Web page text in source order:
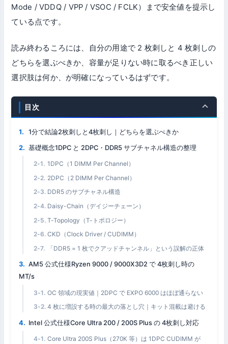
Mode / VDDQ / VPP / VSOC / FCLK）まで安全値を提示し
ている点です。
読み終わるころには、自分の用途で 2 枚刺しと 4 枚刺しの
どちらを選ぶべきか、容量が足りない時に取るべき正しい
選択肢は何か、が明確になっているはずです。
目次
1分で結論2枚刺しと4枚刺し｜どちらを選ぶべきか
基礎概念1DPC と 2DPC・DDR5 サブチャネル構造の整理
1DPC（1 DIMM Per Channel）
2DPC（2 DIMM Per Channel）
DDR5 のサブチャネル構造
Daisy-Chain（デイジーチェーン）
T-Topology（T-トポロジー）
CKD（Clock Driver / CUDIMM）
「DDR5 = 1 枚でクアッドチャンネル」という誤解の正体
AM5 公式仕様Ryzen 9000 / 9000X3D2 で 4枚刺し時の
MT/s
OC 領域の現実値｜2DPC で EXPO 6000 はほぼ通らない
4 枚に増設する時の最大の落とし穴｜キット混載は避ける
Intel 公式仕様Core Ultra 200 / 200S Plus の 4枚刺し対応
Core Ultra 200S Plus（270K 等）は 1DPC CUDIMM が